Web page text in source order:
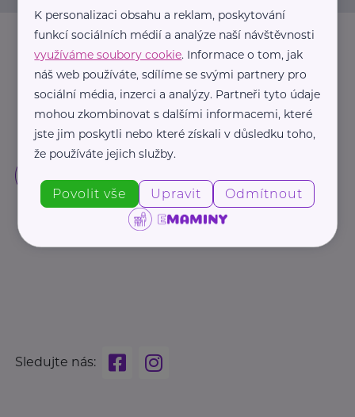
Sledujte nás:
K personalizaci obsahu a reklam, poskytování
funkcí sociálních médií a analýze naší návštěvnosti
využíváme soubory cookie. Informace o tom, jak
náš web používáte, sdílíme se svými partnery pro
sociální média, inzerci a analýzy. Partneři tyto údaje
mohou zkombinovat s dalšími informacemi, které
jste jim poskytli nebo které získali v důsledku toho,
že používáte jejich služby.
Povolit vše Upravit Odmítnout